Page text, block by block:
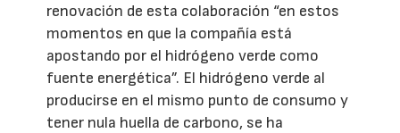
renovación de esta colaboración “en estos
momentos en que la compañía está
apostando por el hidrógeno verde como
fuente energética”. El hidrógeno verde al
producirse en el mismo punto de consumo y
tener nula huella de carbono, se ha